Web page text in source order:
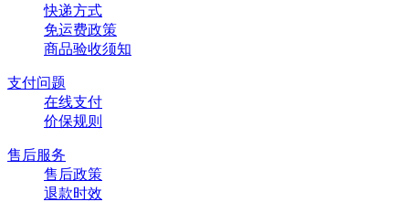
快递方式
免运费政策
商品验收须知
支付问题
在线支付
价保规则
售后服务
售后政策
退款时效